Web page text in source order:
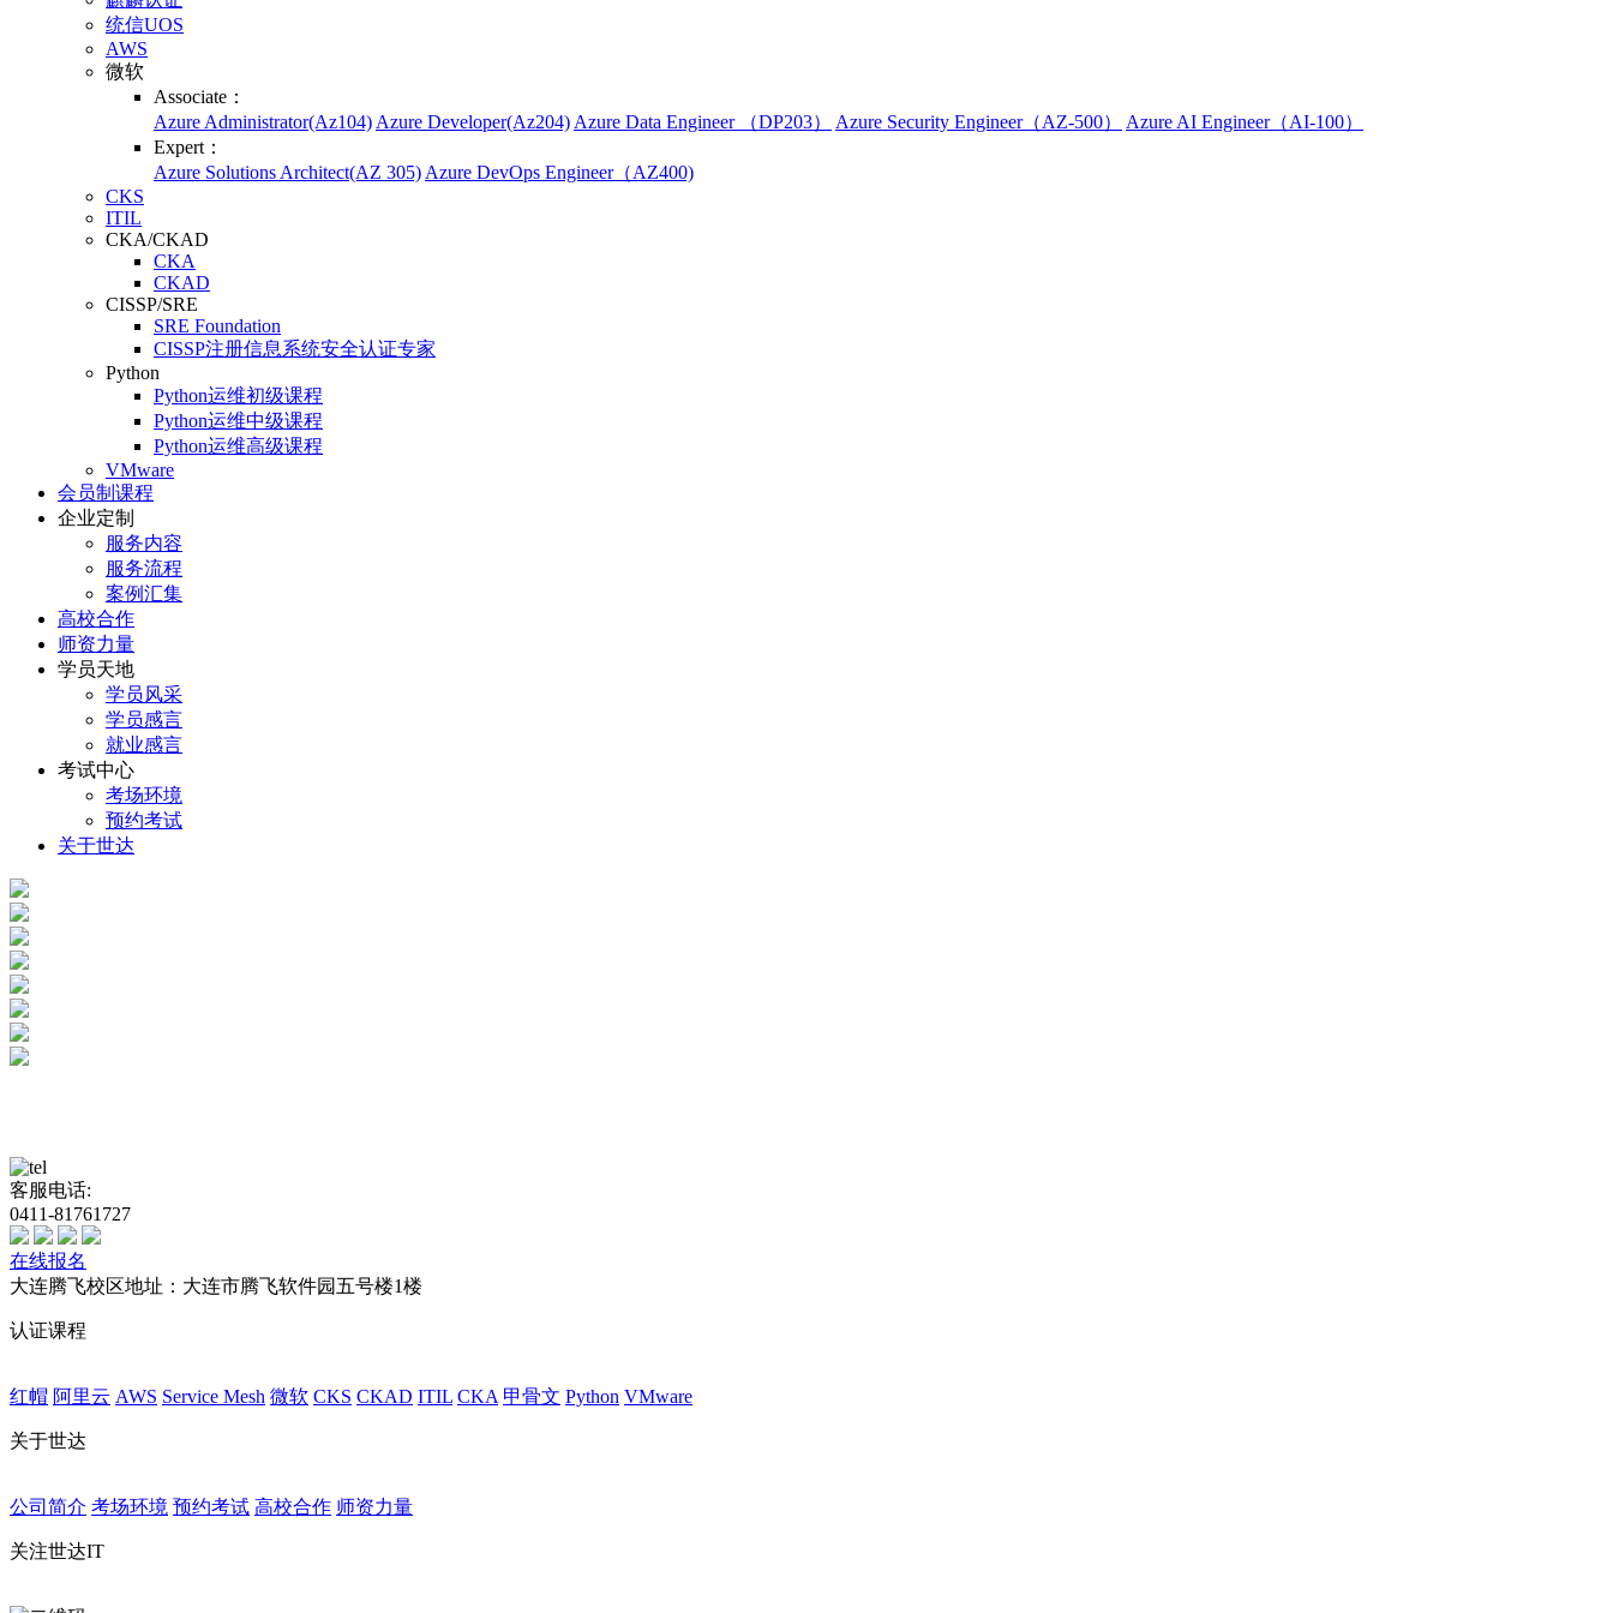
统信UOS
AWS
微软
Associate：
Azure Administrator(Az104) Azure Developer(Az204) Azure Data Engineer （DP203） Azure Security Engineer（AZ-500）
Azure AI Engineer（AI-100）
Expert：
Azure Solutions Architect(AZ 305) Azure DevOps Engineer（AZ400)
CKS
ITIL
CKA/CKAD
CKA
CKAD
CISSP/SRE
SRE Foundation
CISSP注册信息系统安全认证专家
Python
Python运维初级课程
Python运维中级课程
Python运维高级课程
VMware
会员制课程
企业定制
服务内容
服务流程
案例汇集
高校合作
师资力量
学员天地
学员风采
学员感言
就业感言
考试中心
考场环境
预约考试
关于世达
客服电话:
0411-81761727
在线报名
大连腾飞校区地址：大连市腾飞软件园五号楼1楼
认证课程
红帽 阿里云 AWS Service Mesh 微软 CKS CKAD ITIL CKA 甲骨文 Python VMware
关于世达
公司简介 考场环境 预约考试 高校合作 师资力量
关注世达IT